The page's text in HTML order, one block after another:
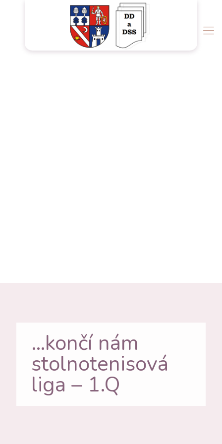
…končí nám
stolnotenisová
liga – 1.Q